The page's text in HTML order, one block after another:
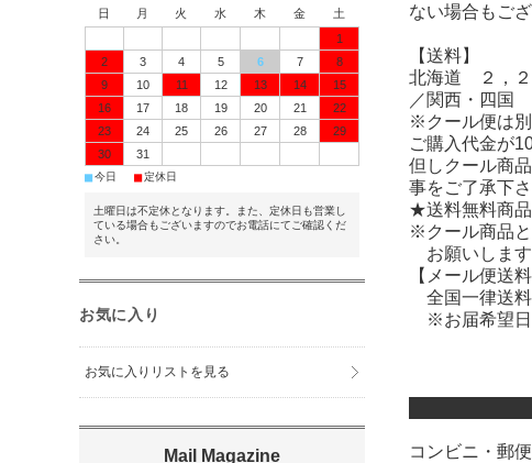
ない場合もご
【送料】
北海道 ２，２
／関西・四国
※クール便は別
ご購入代金が
但しクール商
事をご了承下さ
★送料無料商品
※クール商品
お願いします
【メール便送料
全国一律送
※お届希望日
コンビニ・郵
日 月 火 水 木 金
土
1
2
3 4 5 6 7
8
9
10 11 12 13 14
15
16
17 18 19 20 21
22
23
24 25 26 27 28
29
30
31
■今日 ■定休日
土曜日は不定休となります。また、定休日も営業し
ている場合もございますのでお電話にてご確認くだ
さい。
お気に入り
お気に入りリストを見る